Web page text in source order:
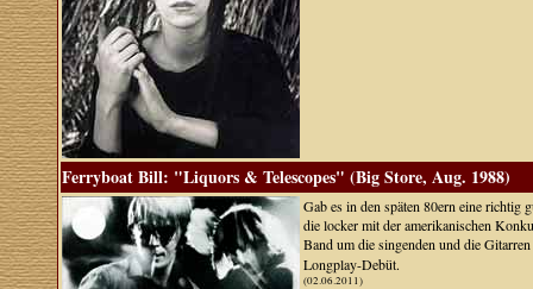
Ferryboat Bill: "Liquors & Telescopes" (Big Store, Aug. 1988)
Gab es in den späten 80ern eine richtig
die locker mit der amerikanischen
Band um die singenden und die
Longplay-Debüt.
(02.06.2011)